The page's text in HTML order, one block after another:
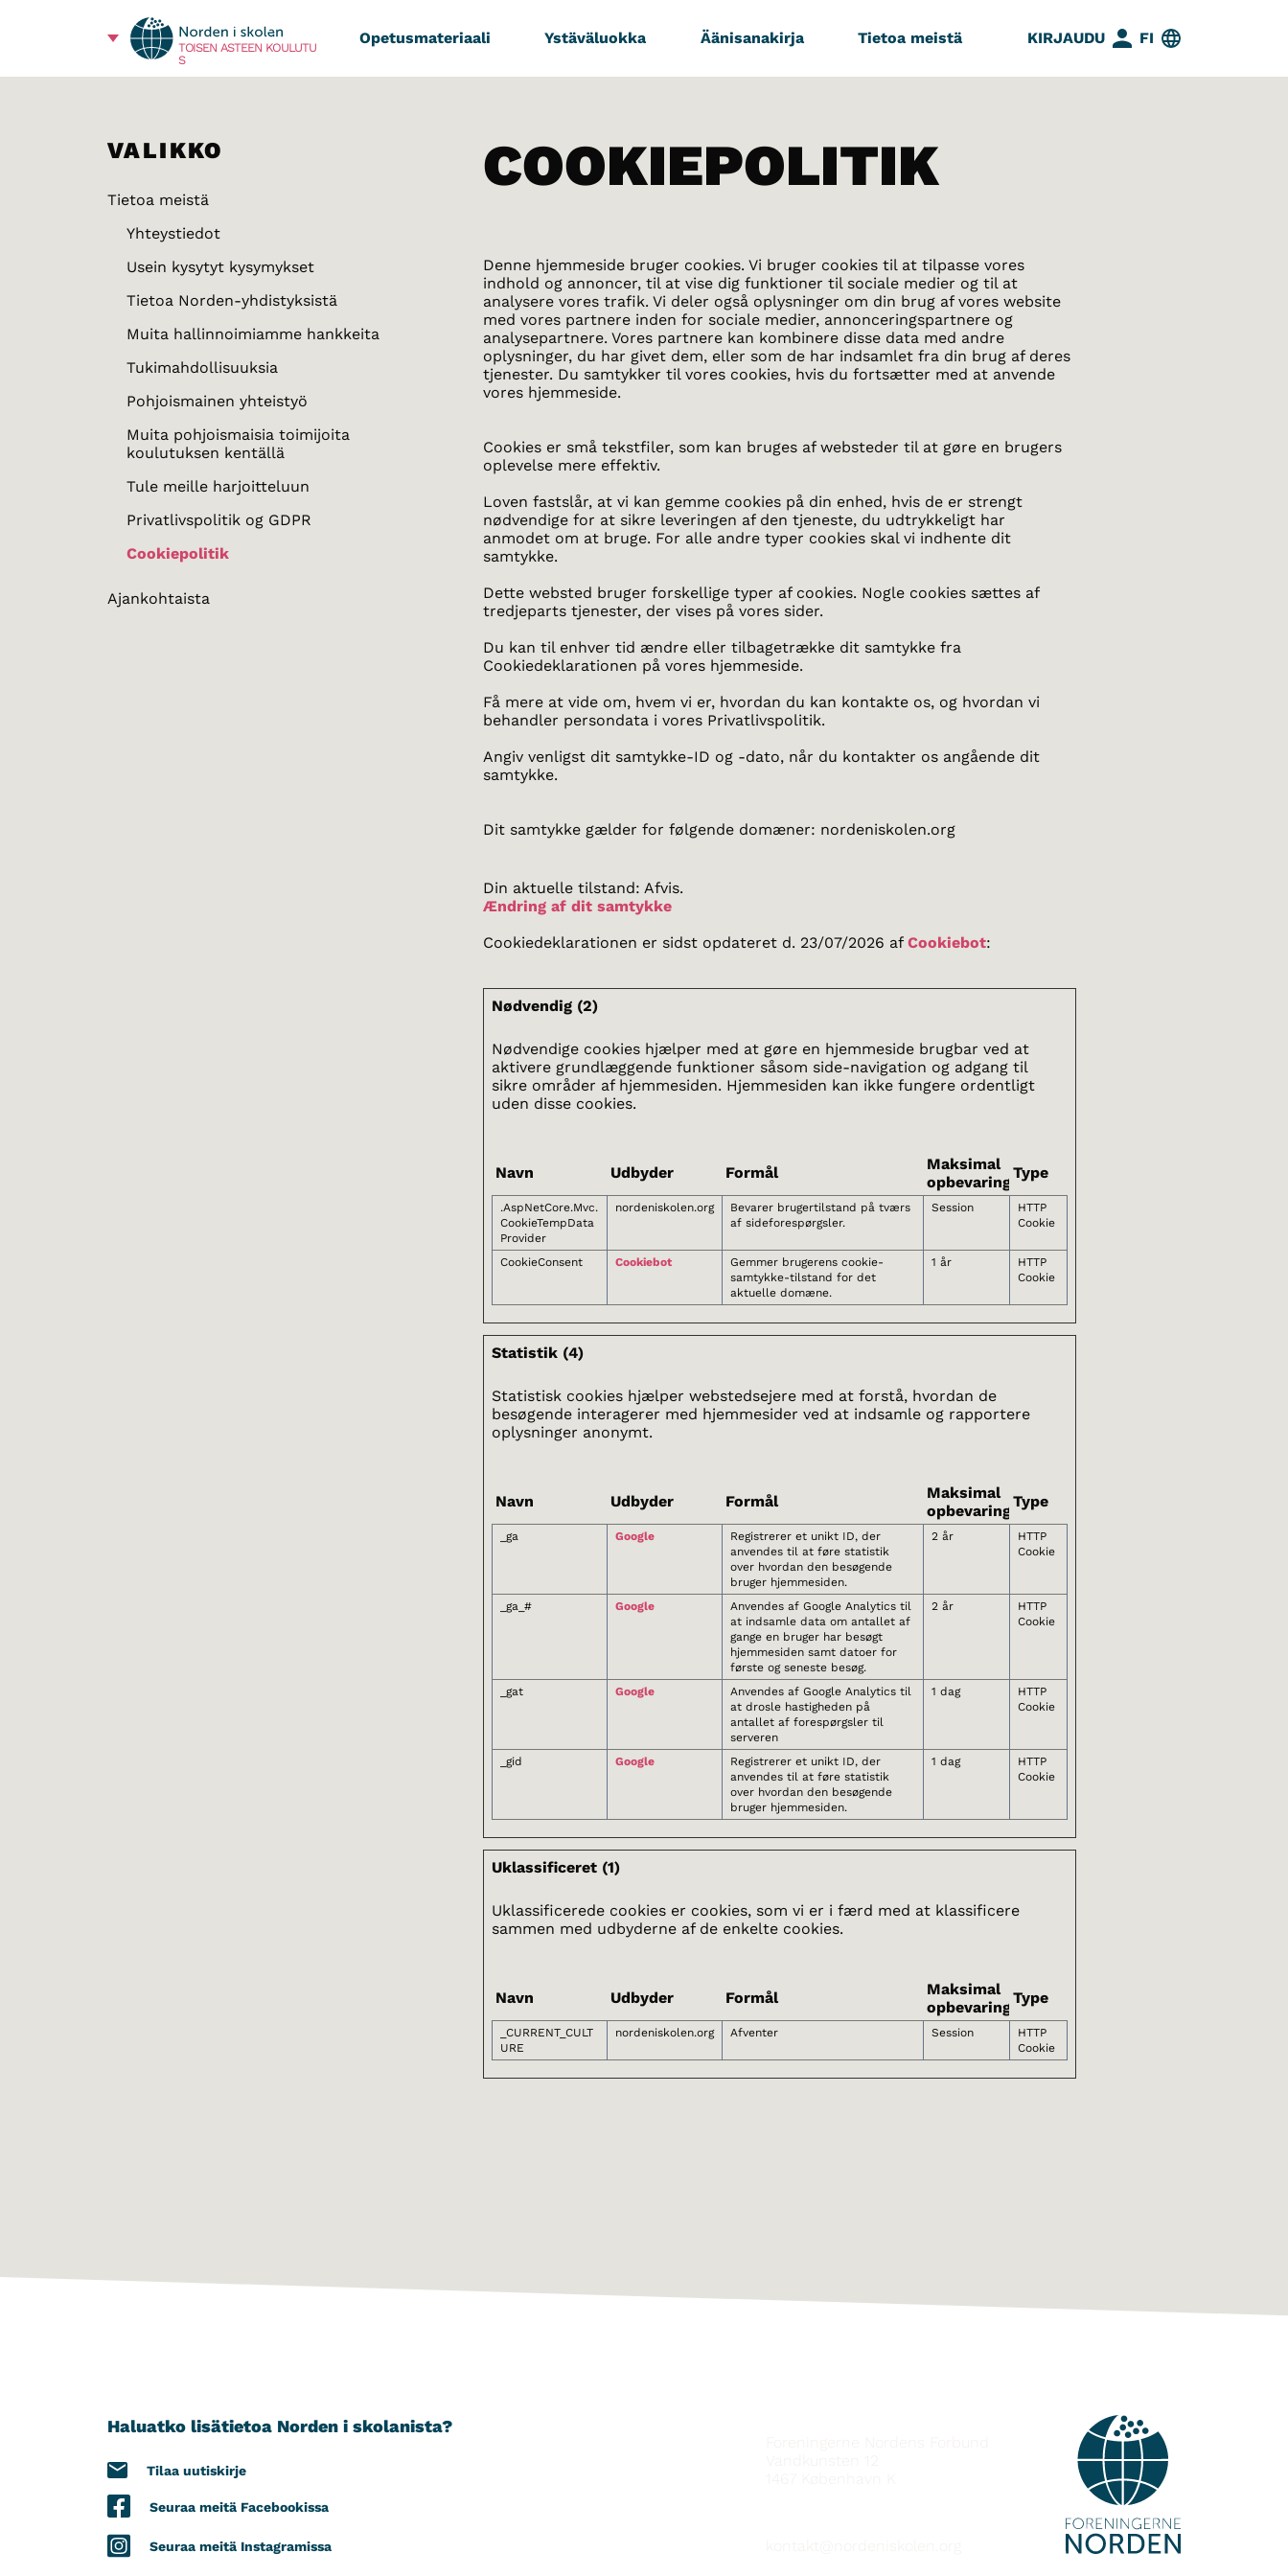
TOISEN ASTEEN KOULUTU
S
Opetusmateriaali Ystäväluokka Äänisanakirja Tietoa meistä KIRJAUDU FI
VALIKKO
Tietoa meistä
Yhteystiedot
Usein kysytyt kysymykset
Tietoa Norden-yhdistyksistä
Muita hallinnoimiamme hankkeita
Tukimahdollisuuksia
Pohjoismainen yhteistyö
Muita pohjoismaisia toimijoita
koulutuksen kentällä
Tule meille harjoitteluun
Privatlivspolitik og GDPR
Cookiepolitik
Ajankohtaista
COOKIEPOLITIK
Denne hjemmeside bruger cookies. Vi bruger cookies til at tilpasse vores
indhold og annoncer, til at vise dig funktioner til sociale medier og til at
analysere vores trafik. Vi deler også oplysninger om din brug af vores website
med vores partnere inden for sociale medier, annonceringspartnere og
analysepartnere. Vores partnere kan kombinere disse data med andre
oplysninger, du har givet dem, eller som de har indsamlet fra din brug af deres
tjenester. Du samtykker til vores cookies, hvis du fortsætter med at anvende
vores hjemmeside.
Cookies er små tekstfiler, som kan bruges af websteder til at gøre en brugers
oplevelse mere effektiv.
Loven fastslår, at vi kan gemme cookies på din enhed, hvis de er strengt
nødvendige for at sikre leveringen af den tjeneste, du udtrykkeligt har
anmodet om at bruge. For alle andre typer cookies skal vi indhente dit
samtykke.
Dette websted bruger forskellige typer af cookies. Nogle cookies sættes af
tredjeparts tjenester, der vises på vores sider.
Du kan til enhver tid ændre eller tilbagetrække dit samtykke fra
Cookiedeklarationen på vores hjemmeside.
Få mere at vide om, hvem vi er, hvordan du kan kontakte os, og hvordan vi
behandler persondata i vores Privatlivspolitik.
Angiv venligst dit samtykke-ID og -dato, når du kontakter os angående dit
samtykke.
Dit samtykke gælder for følgende domæner: nordeniskolen.org
Din aktuelle tilstand: Afvis.
Ændring af dit samtykke
Cookiedeklarationen er sidst opdateret d. 23/07/2026 af Cookiebot:
Nødvendig (2)
Nødvendige cookies hjælper med at gøre en hjemmeside brugbar ved at
aktivere grundlæggende funktioner såsom side-navigation og adgang til
sikre områder af hjemmesiden. Hjemmesiden kan ikke fungere ordentligt
uden disse cookies.
Navn Udbyder Formål
Maksimal
opbevaringstid
Type
.AspNetCore.Mvc.
CookieTempData
Provider
nordeniskolen.org
Bevarer brugertilstand på tværs
af sideforespørgsler.
Session
HTTP
Cookie
CookieConsent Cookiebot
Gemmer brugerens cookie-
samtykke-tilstand for det
aktuelle domæne.
1 år
HTTP
Cookie
Statistik (4)
Statistisk cookies hjælper webstedsejere med at forstå, hvordan de
besøgende interagerer med hjemmesider ved at indsamle og rapportere
oplysninger anonymt.
Navn Udbyder Formål
Maksimal
opbevaringstid
Type
_ga Google
Registrerer et unikt ID, der
anvendes til at føre statistik
over hvordan den besøgende
bruger hjemmesiden.
2 år
HTTP
Cookie
_ga_# Google
Anvendes af Google Analytics til
at indsamle data om antallet af
gange en bruger har besøgt
hjemmesiden samt datoer for
første og seneste besøg.
2 år
HTTP
Cookie
_gat Google
Anvendes af Google Analytics til
at drosle hastigheden på
antallet af forespørgsler til
serveren
1 dag
HTTP
Cookie
_gid Google
Registrerer et unikt ID, der
anvendes til at føre statistik
over hvordan den besøgende
bruger hjemmesiden.
1 dag
HTTP
Cookie
Uklassificeret (1)
Uklassificerede cookies er cookies, som vi er i færd med at klassificere
sammen med udbyderne af de enkelte cookies.
Navn Udbyder Formål
Maksimal
opbevaringstid
Type
_CURRENT_CULT
URE
nordeniskolen.org Afventer Session
HTTP
Cookie
Haluatko lisätietoa Norden i skolanista?
Tilaa uutiskirje
Seuraa meitä Facebookissa
Seuraa meitä Instagramissa